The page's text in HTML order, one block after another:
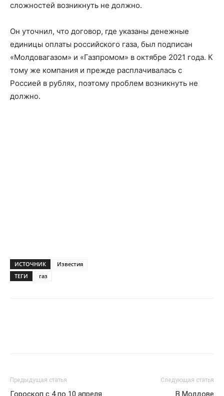
сложностей возникнуть не должно.
Он уточнил, что договор, где указаны денежные
единицы оплаты российского газа, был подписан
«Молдовагазом» и «Газпромом» в октябре 2021 года. К
тому же компания и прежде расплачивалась с
Россией в рублях, поэтому проблем возникнуть не
должно.
ИСТОЧНИК
Известия
ТЕГИ
газ
Предыдущая статья Следующая статья